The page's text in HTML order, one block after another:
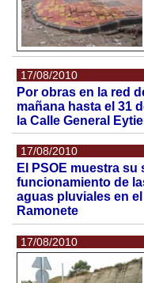
17/08/2010
Por obras en la red
mañana hasta el 31
la Calle General
17/08/2010
El PSOE muestra
funcionamiento de
aguas pluviales en
Ramonete
17/08/2010